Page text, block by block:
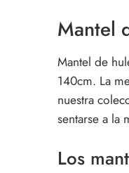
Mantel
Mantel de
140cm. La
nuestra
sentarse a la
Los